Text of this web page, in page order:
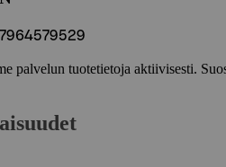
palvelun tuotetietoja aktiivisesti.